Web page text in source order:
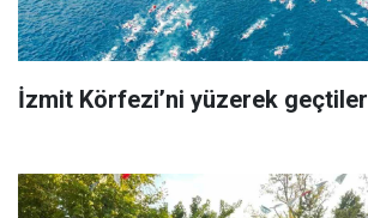
İzmit Körfezi’ni yüzerek geçtiler